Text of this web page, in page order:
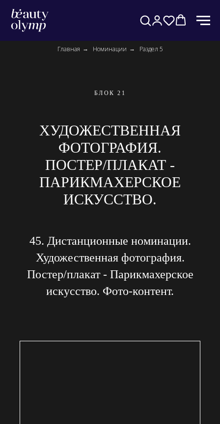
Главная → Номинации → Раздел 5
БЛОК 21
ХУДОЖЕСТВЕННАЯ
ФОТОГРАФИЯ.
ПОСТЕР/ПЛАКАТ -
ПАРИКМАХЕРСКОЕ
ИСКУССТВО.
45. Дистанционные номинации.
Художественная фотография.
Постер/плакат - Парикмахерское
искусство. Фото-контент.